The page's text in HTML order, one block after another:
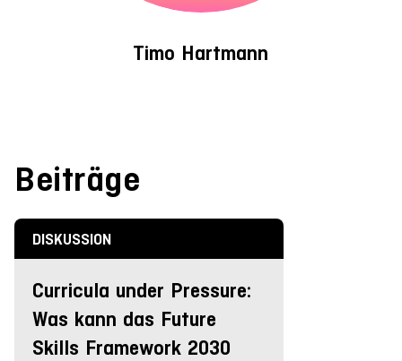
Timo Hartmann
Beiträge
DISKUSSION
Curricula under Pressure:
Was kann das Future
Skills Framework 2030